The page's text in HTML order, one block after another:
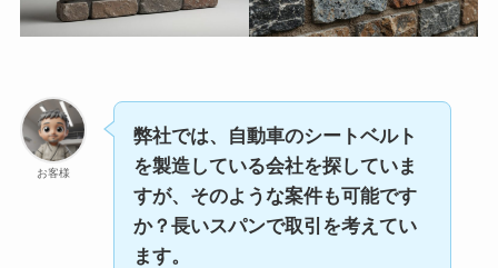
お客様
弊社では、自動車のシートベルト
を製造している会社を探していま
すが、そのような案件も可能です
か？長いスパンで取引を考えてい
ます。